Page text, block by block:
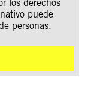
los derechos
puede
personas.